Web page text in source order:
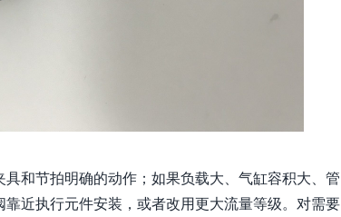
和节拍明确的动作；如果负载大、气缸容积大、管
近执行元件安装，或者改用更大流量等级。对需要